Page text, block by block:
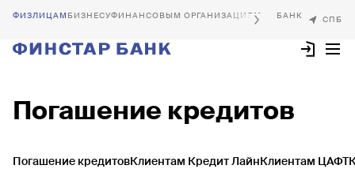
БИЗНЕСУФИНАНСОВЫМ ОРГАНИЗАЦИЯМ
Погашение кредитов
Погашение кредитовКлиентам Кредит ЛайнКлиентам ЦАФТ